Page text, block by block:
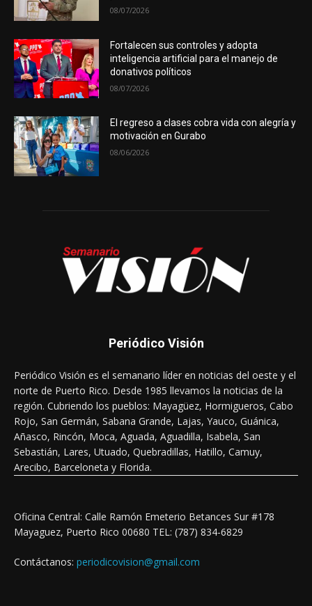
08/07/2026
Fortalecen sus controles y adopta
inteligencia artificial para el manejo de
donativos políticos
08/07/2026
El regreso a clases cobra vida con alegría y
motivación en Gurabo
08/06/2026
Periódico Visión
Periódico Visión es el semanario líder en noticias del oeste y el
norte de Puerto Rico. Desde 1985 llevamos la noticias de la
región. Cubriendo los pueblos: Mayagüez, Hormigueros, Cabo
Rojo, San Germán, Sabana Grande, Lajas, Yauco, Guánica,
Añasco, Rincón, Moca, Aguada, Aguadilla, Isabela, San
Sebastián, Lares, Utuado, Quebradillas, Hatillo, Camuy,
Arecibo, Barceloneta y Florida.
Oficina Central: Calle Ramón Emeterio Betances Sur #178
Mayaguez, Puerto Rico 00680 TEL: (787) 834-6829
Contáctanos: periodicovision@gmail.com